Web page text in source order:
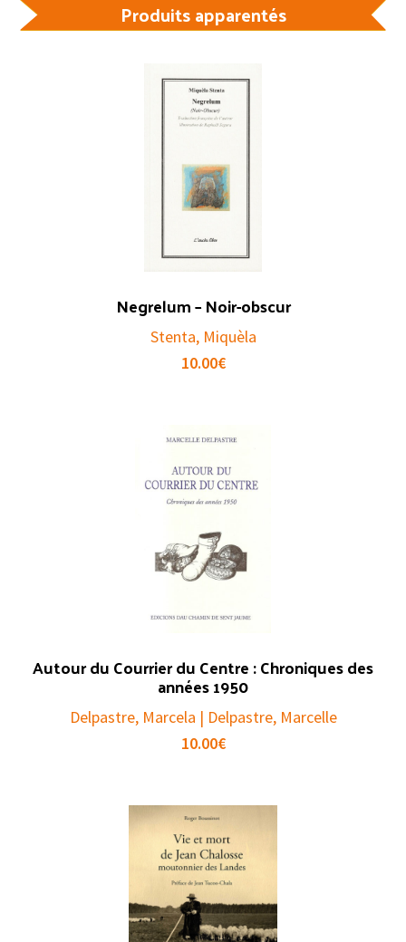
Produits apparentés
Negrelum – Noir-obscur
Stenta, Miquèla
10.00€
Autour du Courrier du Centre : Chroniques des
années 1950
Delpastre, Marcela | Delpastre, Marcelle
10.00€